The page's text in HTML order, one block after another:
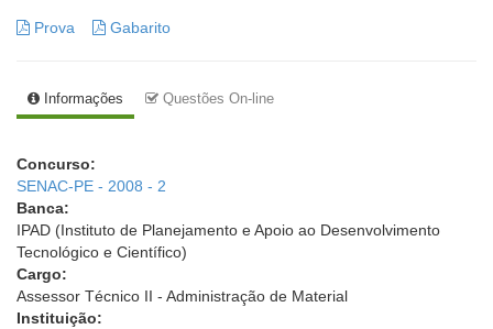
Prova Gabarito
Informações Questões On-line
Concurso:
SENAC-PE - 2008 - 2
Banca:
IPAD (Instituto de Planejamento e Apoio ao Desenvolvimento
Tecnológico e Científico)
Cargo:
Assessor Técnico II - Administração de Material
Instituição: